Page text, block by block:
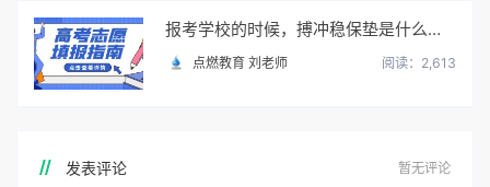
报考学校的时候，搏冲稳保垫是什么意思？怎么填？
点燃教育 刘老师 阅读：2,613
发表评论 暂无评论